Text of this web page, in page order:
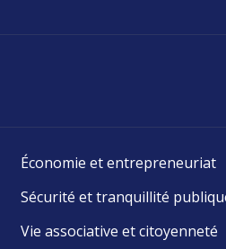
Économie et entrepreneuriat
Sécurité et tranquillité
Vie associative et citoyenneté